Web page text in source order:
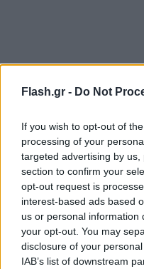
Flash.gr - Do Not
If you wish to opt-out of
processing of your
targeted advertising by
section to confirm your
opt-out request is
interest-based ads based
us or personal information
your opt-out. You may
disclosure of your
IAB’s list of downstream
αναμένεται να
εθνικής ασφάλειας
Λευκό Οίκο,
επόμενα βήματα στο
το Axios, στη σύσκεψη
αδιέξοδο των
πρόταση που έχει